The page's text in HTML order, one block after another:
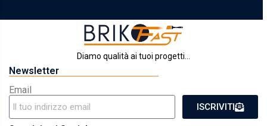
Diamo qualità ai tuoi progetti...
Newsletter
Email
ISCRIVITI